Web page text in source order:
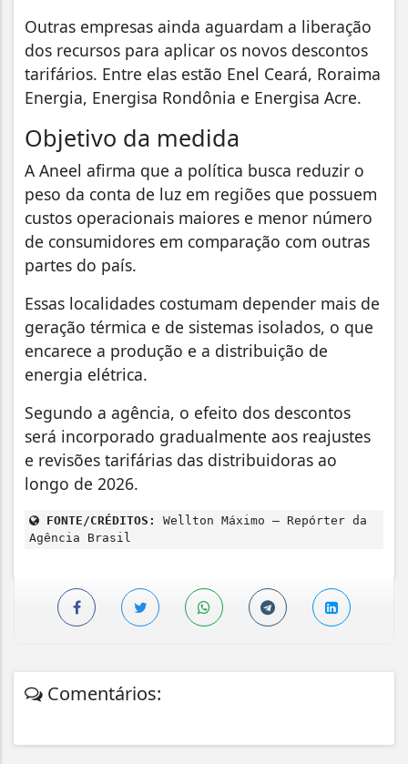
Outras empresas ainda aguardam a liberação
dos recursos para aplicar os novos descontos
tarifários. Entre elas estão Enel Ceará, Roraima
Energia, Energisa Rondônia e Energisa Acre.
Objetivo da medida
A Aneel afirma que a política busca reduzir o
peso da conta de luz em regiões que possuem
custos operacionais maiores e menor número
de consumidores em comparação com outras
partes do país.
Essas localidades costumam depender mais de
geração térmica e de sistemas isolados, o que
encarece a produção e a distribuição de
energia elétrica.
Segundo a agência, o efeito dos descontos
será incorporado gradualmente aos reajustes
e revisões tarifárias das distribuidoras ao
longo de 2026.
FONTE/CRÉDITOS:
Wellton Máximo – Repórter da
Agência Brasil
Comentários: